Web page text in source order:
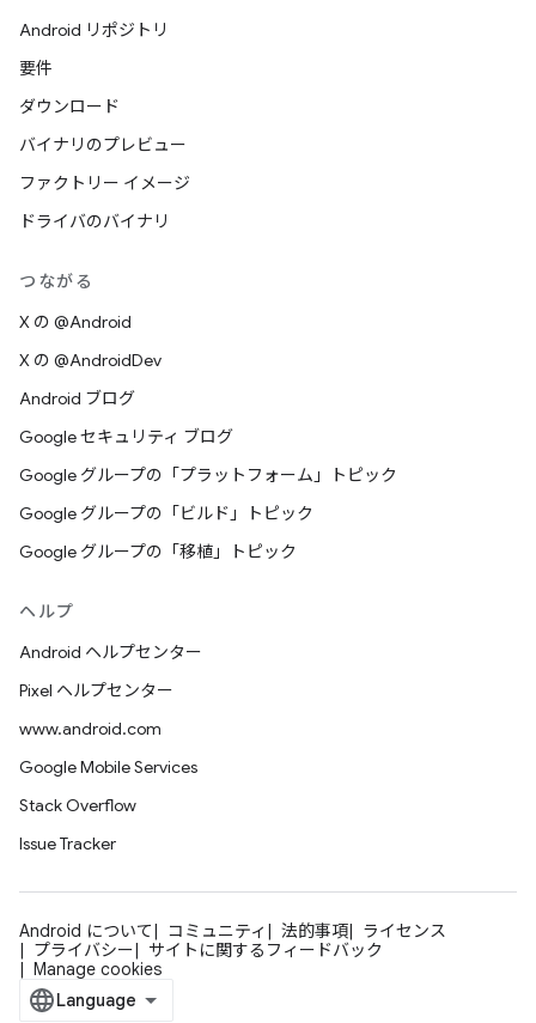
Android リポジトリ
要件
ダウンロード
バイナリのプレビュー
ファクトリー イメージ
ドライバのバイナリ
つながる
X の @Android
X の @AndroidDev
Android ブログ
Google セキュリティ ブログ
Google グループの「プラットフォーム」トピック
Google グループの「ビルド」トピック
Google グループの「移植」トピック
ヘルプ
Android ヘルプセンター
Pixel ヘルプセンター
www.android.com
Google Mobile Services
Stack Overflow
Issue Tracker
Android について コミュニティ 法的事項
ライセンス
プライバシー
サイトに関するフィードバック
Manage cookies